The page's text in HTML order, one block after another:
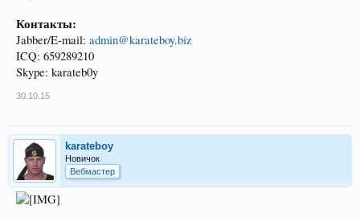
Контакты:
Jabber/E-mail: admin@karateboy.biz
ICQ: 659289210
Skype: karateb0y
30.10.15
karateboy
Новичок
Вебмастер